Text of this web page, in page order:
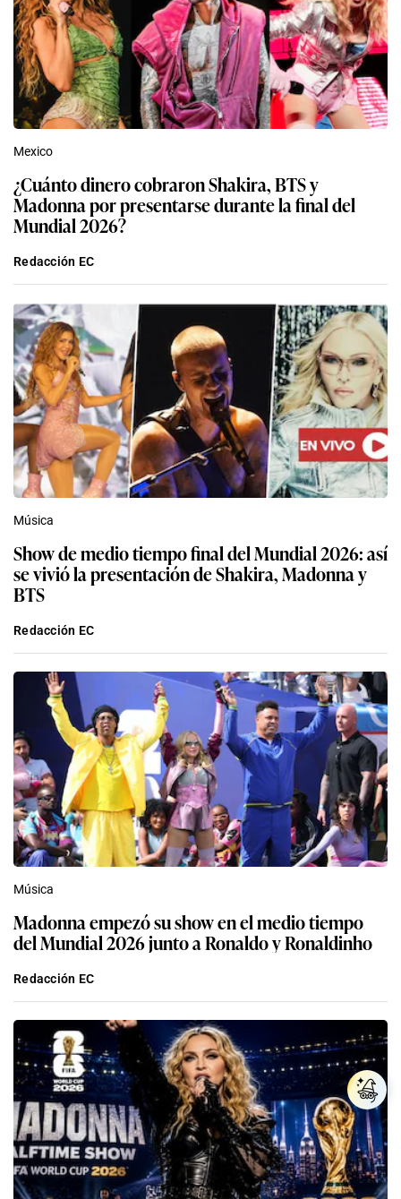
Mexico
¿Cuánto dinero cobraron Shakira, BTS y
Madonna por presentarse durante la final del
Mundial 2026?
Redacción EC
Música
Show de medio tiempo final del Mundial 2026: así
se vivió la presentación de Shakira, Madonna y
BTS
Redacción EC
Música
Madonna empezó su show en el medio tiempo
del Mundial 2026 junto a Ronaldo y Ronaldinho
Redacción EC